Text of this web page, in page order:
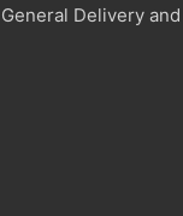
General Delivery